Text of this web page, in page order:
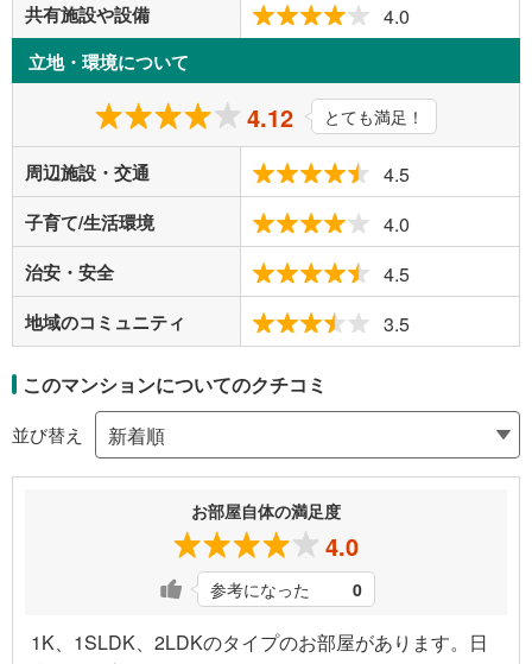
共有施設や設備 4.0
立地・環境について
4.12 とても満足！
周辺施設・交通 4.5
子育て/生活環境 4.0
治安・安全 4.5
地域のコミュニティ 3.5
このマンションについてのクチコミ
並び替え
お部屋自体の満足度
4.0
参考になった 0
1K、1SLDK、2LDKのタイプのお部屋があります。日